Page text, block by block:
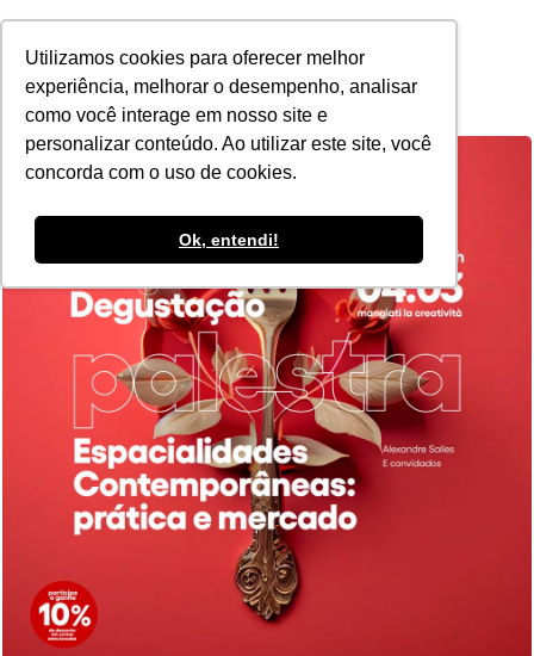
Utilizamos cookies para oferecer melhor
experiência, melhorar o desempenho, analisar
como você interage em nosso site e
personalizar conteúdo. Ao utilizar este site, você
concorda com o uso de cookies.
Ok, entendi!
POR